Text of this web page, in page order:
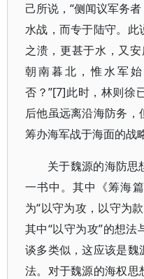
己所说，“侧闻议军务
水战，而专于陆守。
之溃，更甚于水，又安
朝南暮北，惟水军
否？”[7]此时，林则徐
后他虽远离沿海防务，
筹办海军战于海面的战
关于魏源的海防思
一书中。其中《筹海
为“以守为攻，以守为
其中“以守为攻”的想
谈多类似，这应该是
法。对于魏源的海权思